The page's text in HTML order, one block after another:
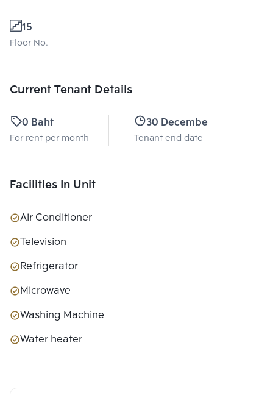
15
Floor No.
Current Tenant Details
0 Baht
For rent per month
30 December 2026
Tenant end date
Facilities In Unit
Air Conditioner
Television
Refrigerator
Microwave
Washing Machine
Water heater